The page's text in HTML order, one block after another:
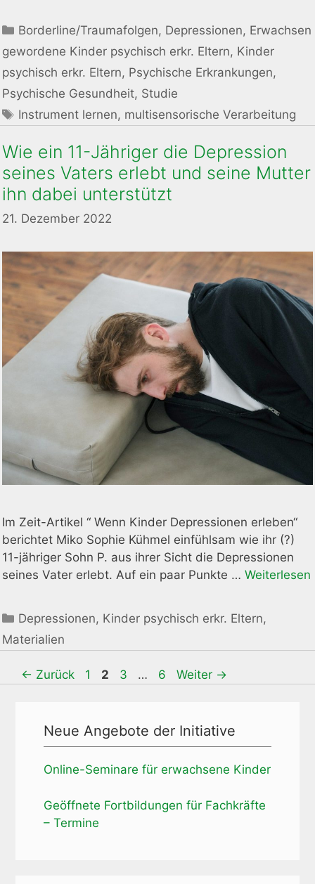
Kategorien
Borderline/Traumafolgen, Depressionen, Erwachsen
gewordene Kinder psychisch erkr. Eltern, Kinder
psychisch erkr. Eltern, Psychische Erkrankungen,
Psychische Gesundheit, Studie
Schlagwörter
Instrument lernen, multisensorische Verarbeitung
Wie ein 11-Jähriger die Depression
seines Vaters erlebt und seine Mutter
ihn dabei unterstützt
21. Dezember 2022
Im Zeit-Artikel “ Wenn Kinder Depressionen erleben“
berichtet Miko Sophie Kühmel einfühlsam wie ihr (?)
11-jähriger Sohn P. aus ihrer Sicht die Depressionen
seines Vater erlebt. Auf ein paar Punkte … Weiterlesen
Kategorien
Depressionen, Kinder psychisch erkr. Eltern,
Materialien
← Zurück Seite
1 Seite
2 Seite
3 … Seite
6 Weiter →
Neue Angebote der Initiative
Online-Seminare für erwachsene Kinder
Geöffnete Fortbildungen für Fachkräfte
– Termine